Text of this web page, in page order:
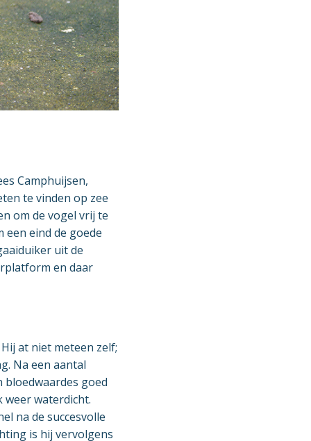
Camphuijsen,
te vinden op zee
om de vogel vrij te
eind de goede
uit de
en daar
at niet meteen zelf;
Na een aantal
bloedwaardes goed
weer waterdicht.
na de succesvolle
is hij vervolgens